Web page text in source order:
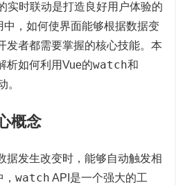
实时联动是打造良好用户体验的
，如何使界面能够根据数据变
发者都需要掌握的核心技能。本
析如何利用Vue的watch和
。
概念
据发生改变时，能够自动触发相
，watch API是一个强大的工